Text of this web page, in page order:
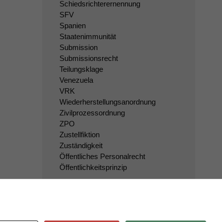
Schiedsrichterernennung
SFV
Spanien
Staatenimmunität
Submission
Submissionsrecht
Teilungsklage
Venezuela
VRK
Wiederherstellungsanordnung
Zivilprozessordnung
ZPO
Zustellfiktion
Zuständigkeit
Öffentliches Personalrecht
Öffentlichkeitsprinzip